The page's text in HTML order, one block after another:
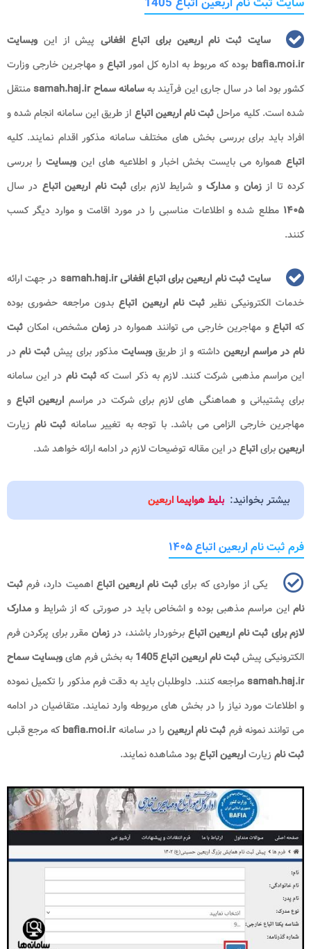
سایت ثبت نام اربعین برای اتباع افغانیپیش از این وبسایت
bafia.moi.ir بوده که مربوط به اداره کل امور اتباع و مهاجرین خارجی وزارت
کشور بود اما در سال جاری این فرآیند بهسامانه سماح samah.haj.ir
منتقل
شده است. کلیه مراحلثبت نام اربعین اتباع از طریق این سامانه انجام شده و
افراد باید برای بررسی بخش های مختلف سامانه مذکور اقدام نمایند. کلیه
اتباع همواره می بایست بخش اخبار و اطلاعیه های این وبسایت را بررسی
کرده تا اززمان و مدارکو شرایط لازم برایثبت نام اربعین اتباع در سال
۱۴۰۵ مطلع شده و اطلاعات مناسبی را در مورد اقامت و موارد دیگر کسب
کنند.
سایت ثبت نام اربعین برای اتباع افغانی samah.haj.ir
در جهت ارائه
خدمات الکترونیکی نظیر ثبت نام اربعین اتباعبدون مراجعه حضوری بوده
که اتباعو مهاجرین خارجی می توانند همواره درزمان مشخص، امکان ثبت
نام در مراسم اربعین داشته و از طریق وبسایت مذکور برای پیش ثبت نام در
این مراسم مذهبی شرکت کنند. لازم به ذکر است کهثبت نام در این سامانه
برای پشتیبانی و هماهنگی های لازم برای شرکت در مراسم اربعین اتباع و
مهاجرین خارجی الزامی می باشد. با توجه به تغییر سامانه ثبت نام زیارت
اربعینبرایاتباعدر این مقاله توضیحات لازم در ادامه ارائه خواهد شد.
بیشتر بخوانید: بلیط هواپیما اربعین
فرم ثبت نام اربعین اتباع ۱۴۰۵
یکی از مواردی که برای ثبت نام اربعین اتباع اهمیت دارد، فرم ثبت
نام این مراسم مذهبی بوده و اشخاص باید در صورتی که از شرایط و مدارک
لازم برای ثبت نام اربعین اتباع برخوردار باشند، درزمان مقرر برای پرکردن فرم
الکترونیکی پیشثبت ناماربعین اتباع 1405​ به بخش فرم هایوبسایت سماح
samah.haj.irمراجعه کنند. داوطلبان باید به دقت فرم مذکور را تکمیل نموده
و اطلاعات مورد نیاز را در بخش های مربوطه وارد نمایند. متقاضیان در ادامه
می توانند نمونه فرم ثبت نام اربعین را در سامانهbafia.moi.irکه مرجع قبلی
ثبت نام زیارتاربعین اتباعبود مشاهده نمایند.